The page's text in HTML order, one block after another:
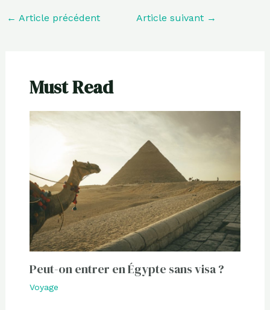
← Article précédent Article suivant →
Must Read
Peut-on entrer en Égypte sans visa ?
Voyage